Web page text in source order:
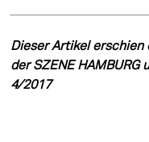
Dieser Artikel erschien
der SZENE HAMBURG
4/2017